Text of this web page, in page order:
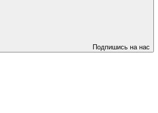
Подпишись на нас